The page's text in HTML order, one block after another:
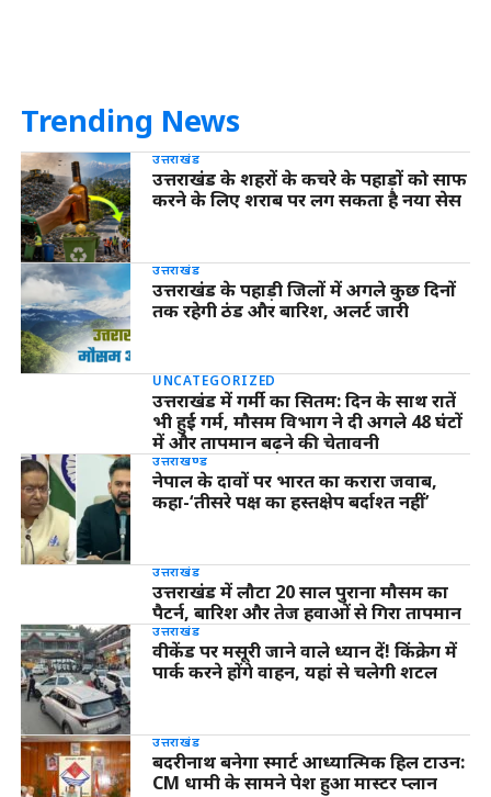
Trending News
उत्तराखंड
उत्तराखंड के शहरों के कचरे के पहाड़ों को साफ
करने के लिए शराब पर लग सकता है नया सेस
उत्तराखंड
उत्तराखंड के पहाड़ी जिलों में अगले कुछ दिनों
तक रहेगी ठंड और बारिश, अलर्ट जारी
UNCATEGORIZED
उत्तराखंड में गर्मी का सितम: दिन के साथ रातें
भी हुईं गर्म, मौसम विभाग ने दी अगले 48 घंटों
में और तापमान बढ़ने की चेतावनी
उत्तराखण्ड
नेपाल के दावों पर भारत का करारा जवाब,
कहा-‘तीसरे पक्ष का हस्तक्षेप बर्दाश्त नहीं’
उत्तराखंड
उत्तराखंड में लौटा 20 साल पुराना मौसम का
पैटर्न, बारिश और तेज हवाओं से गिरा तापमान
उत्तराखंड
वीकेंड पर मसूरी जाने वाले ध्यान दें! किंक्रेग में
पार्क करने होंगे वाहन, यहां से चलेगी शटल
उत्तराखंड
बदरीनाथ बनेगा स्मार्ट आध्यात्मिक हिल टाउन:
CM धामी के सामने पेश हुआ मास्टर प्लान